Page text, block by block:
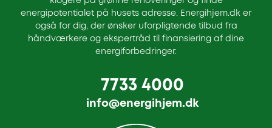
energipotentialet på husets adresse. Energihjem.dk er
også for dig, der ønsker uforpligtende tilbud fra
håndværkere og ekspertråd til finansiering af dine
energiforbedringer.
7733 4000
info@energihjem.dk